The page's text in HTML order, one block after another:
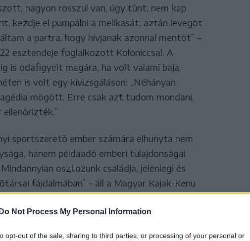
Do Not Process My Personal Information
opt-out of the sale, sharing to third parties, or processing of your personal or
nagyon rosszul van, úgy tûnt, nem kap
kezdje el pumpálni a mellkasát, aztán levegõt
a partra, hogy hívjanak azonnal mentõt” –
esztendeje foglalkozott Koloniccsal. A
is odafigyelt magára, ha volt valami baja,
is volt egy kivizsgáláson: „Néhányan
mögött. Erre csak azt tudom mondani,
sportszeretõ ember számára elhunyta nem
hanem példaadó emberi tulajdonságai
osztozunk családja, jelenlegi és
fájdalmában” – áll a Magyar Kajak-Kenu
Györgyöt az MKKSZ és a Magyar Olimpiai